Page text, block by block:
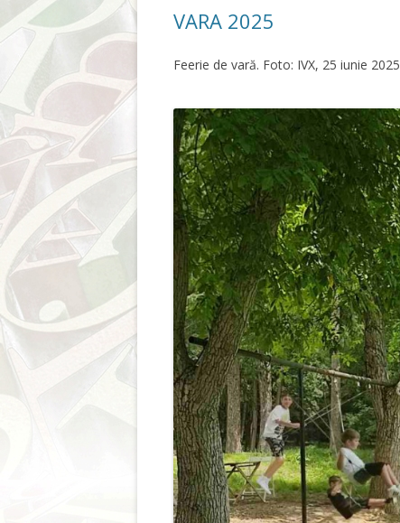
VARA 2025
Feerie de vară. Foto: IVX, 25 iunie 2025